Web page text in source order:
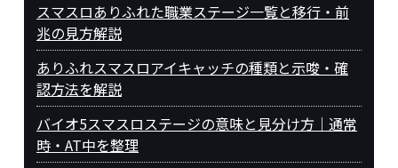
スマスロありふれた職業ステージ一覧と移行・前
兆の見方解説
ありふれスマスロアイキャッチの種類と示唆・確
認方法を解説
バイオ5スマスロステージの意味と見分け方｜通常
時・AT中を整理